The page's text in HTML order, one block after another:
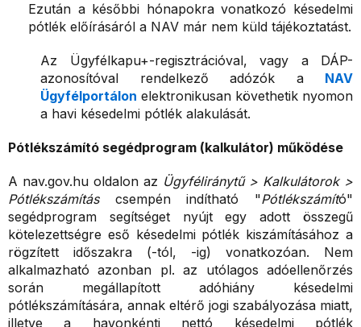
Ezután a későbbi hónapokra vonatkozó késedelmi
pótlék előírásáról a NAV már nem küld tájékoztatást.
Az Ügyfélkapu+-regisztrációval, vagy a DÁP-
azonosítóval rendelkező adózók a NAV
Ügyfélportálon elektronikusan követhetik nyomon
a havi késedelmi pótlék alakulását.
Pótlékszámító segédprogram (kalkulátor) működése
A nav.gov.hu oldalon az Ügyféliránytű > Kalkulátorok >
Pótlékszámításcsempén indítható "Pótlékszámító"
segédprogram segítséget nyújt egy adott összegű
kötelezettségre eső késedelmi pótlék kiszámításához a
rögzített időszakra (-tól, -ig) vonatkozóan. Nem
alkalmazható azonban pl. az utólagos adóellenőrzés
során megállapított adóhiány késedelmi
pótlékszámítására, annak eltérő jogi szabályozása miatt,
illetve a havonkénti nettó késedelmi pótlék